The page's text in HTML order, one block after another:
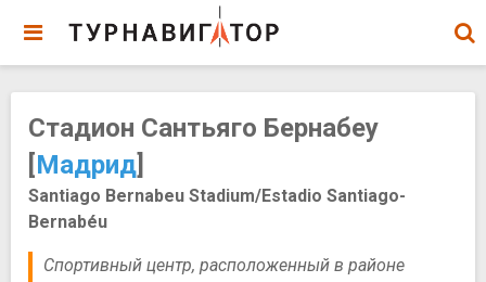
Стадион Сантьяго Бернабеу
[Мадрид]
Santiago Bernabeu Stadium/Estadio Santiago-
Bernabéu
Спортивный центр, расположенный в районе